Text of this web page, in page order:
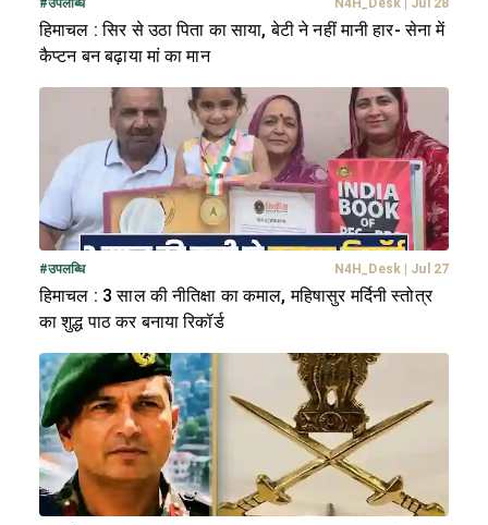
#उपलब्धि N4H_Desk| Jul 28
हिमाचल : सिर से उठा पिता का साया, बेटी ने नहीं मानी हार- सेना में
कैप्टन बन बढ़ाया मां का मान
#उपलब्धि N4H_Desk| Jul 27
हिमाचल : 3 साल की नीतिक्षा का कमाल, महिषासुर मर्दिनी स्तोत्र
का शुद्ध पाठ कर बनाया रिकॉर्ड